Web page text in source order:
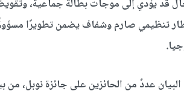
قد يؤدي إلى موجات بطالة جماعية،
إطار تنظيمي صارم وشفاف يضمن تطويرًا
عددٌ من الحائزين على جائزة نوبل، من